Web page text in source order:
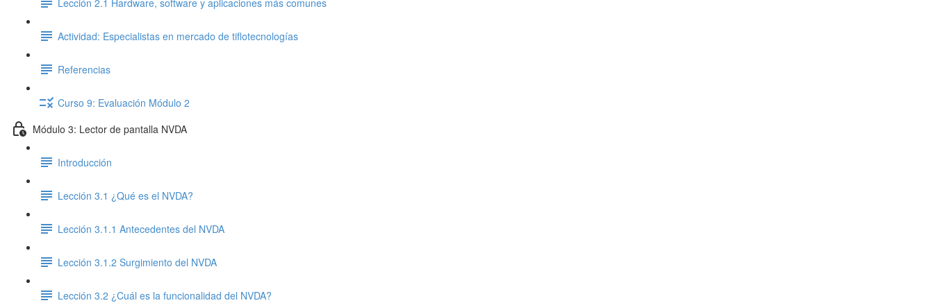
Actividad: Especialistas en mercado de tiflotecnologías
Referencias
Curso 9: Evaluación Módulo 2
Módulo 3: Lector de pantalla NVDA
Introducción
Lección 3.1 ¿Qué es el NVDA?
Lección 3.1.1 Antecedentes del NVDA
Lección 3.1.2 Surgimiento del NVDA
Lección 3.2 ¿Cuál es la funcionalidad del NVDA?